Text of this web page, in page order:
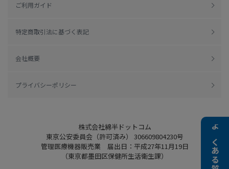
よくある質問
ご利用ガイド
特定商取引法に基づく表記
会社概要
プライバシーポリシー
株式会社綿半ドットコム
東京公安委員会（許可済み） 306609804230号
管理医療機器販売業 届出日：平成27年11月19日
（東京都墨田区保健所生活衛生課）